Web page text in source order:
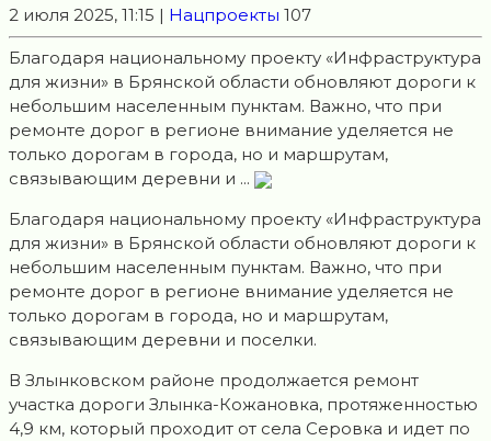
2 июля 2025, 11:15 | Нацпроекты 107
Благодаря национальному проекту «Инфраструктура
для жизни» в Брянской области обновляют дороги к
небольшим населенным пунктам. Важно, что при
ремонте дорог в регионе внимание уделяется не
только дорогам в города, но и маршрутам,
связывающим деревни и ...
Благодаря национальному проекту «Инфраструктура
для жизни» в Брянской области обновляют дороги к
небольшим населенным пунктам. Важно, что при
ремонте дорог в регионе внимание уделяется не
только дорогам в города, но и маршрутам,
связывающим деревни и поселки.
В Злынковском районе продолжается ремонт
участка дороги Злынка-Кожановка, протяженностью
4,9 км, который проходит от села Серовка и идет по